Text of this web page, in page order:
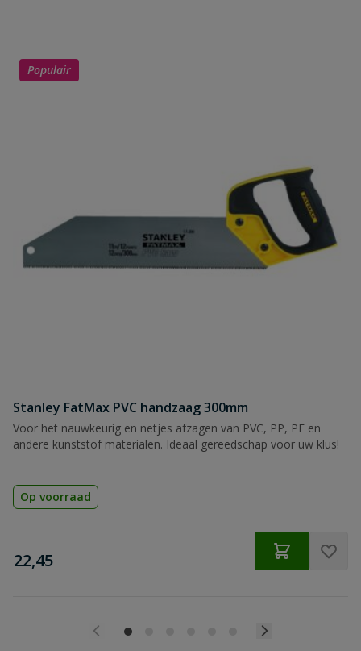
Populair
Stanley FatMax PVC handzaag 300mm
Voor het nauwkeurig en netjes afzagen van PVC, PP, PE en
andere kunststof materialen. Ideaal gereedschap voor uw klus!
Op voorraad
€
22,45